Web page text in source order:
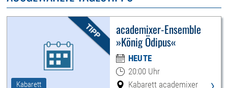
Kabarett
academixer-Ensemble
»König Ödipus«
HEUTE
20:00 Uhr
Kabarett academixer